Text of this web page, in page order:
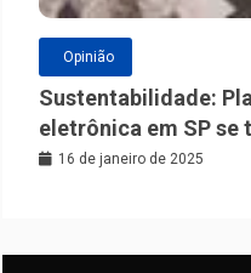
Opinião
Sustentabilidade:
eletrônica em SP se
Latina
16 de janeiro de 2025